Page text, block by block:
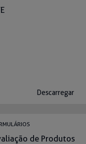
Descarregar
de Produtos